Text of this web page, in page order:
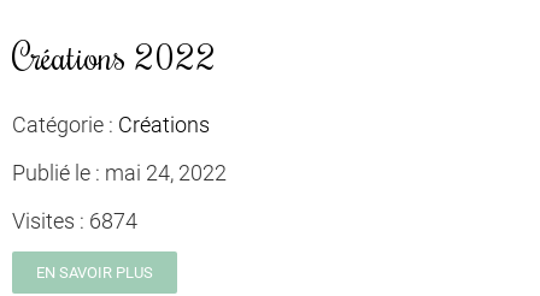
Créations 2022
Catégorie : Créations
Publié le : mai 24, 2022
Visites : 6874
EN SAVOIR PLUS